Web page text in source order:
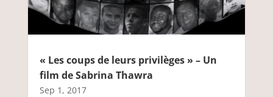
« Les coups de leurs privilèges » – Un
film de Sabrina Thawra
Sep 1, 2017